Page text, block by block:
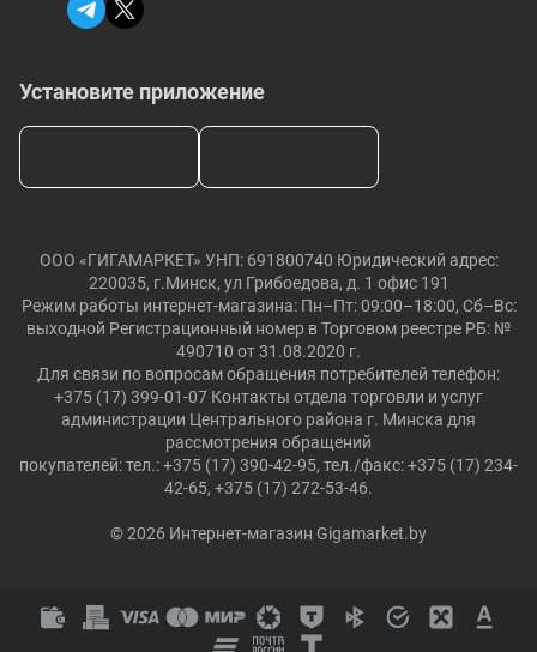
Установите приложение
ООО «ГИГАМАРКЕТ» УНП: 691800740 Юридический адрес:
220035, г.Минск, ул Грибоедова, д. 1 офис 191
Режим работы интернет-магазина: Пн–Пт: 09:00–18:00, Сб–Вс:
выходной Регистрационный номер в Торговом реестре РБ: №
490710 от 31.08.2020 г.
Для связи по вопросам обращения потребителей телефон:
+375 (17) 399-01-07 Контакты отдела торговли и услуг
администрации Центрального района г. Минска для
рассмотрения обращений
покупателей: тел.: +375 (17) 390-42-95, тел./факс: +375 (17) 234-
42-65, +375 (17) 272-53-46.
© 2026 Интернет-магазин Gigamarket.by